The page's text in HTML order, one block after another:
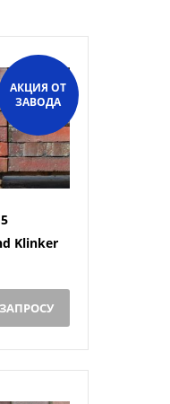
АКЦИЯ ОТ
ЗАВОДА
Klinker